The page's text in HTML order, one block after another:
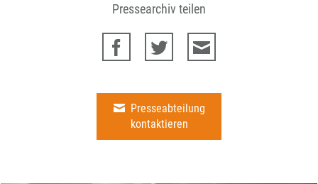
Pressearchiv teilen
Presseabteilung
kontaktieren